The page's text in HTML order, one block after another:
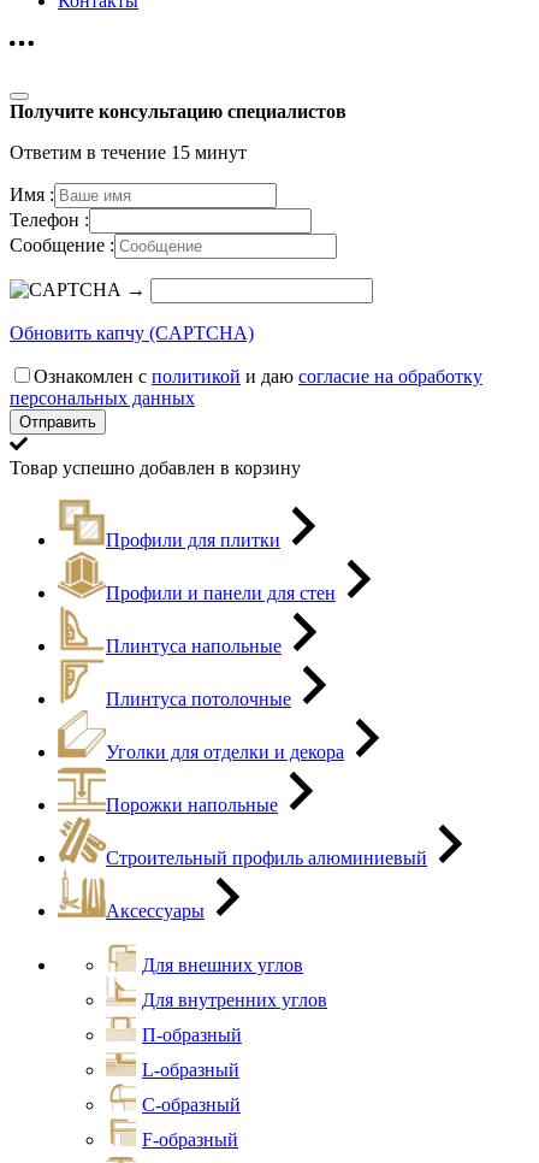
Получите консультацию специалистов
Ответим в течение 15 минут
Имя :
Телефон :
Сообщение :
→
Обновить капчу (CAPTCHA)
Ознакомлен с политикой и даю согласие на обработку
персональных данных
Товар успешно добавлен в корзину
Профили для плитки
Профили и панели для стен
Плинтуса напольные
Плинтуса потолочные
Уголки для отделки и декора
Порожки напольные
Строительный профиль алюминиевый
Аксессуары
Для внешних углов
Для внутренних углов
П-образный
L-образный
С-образный
F-образный